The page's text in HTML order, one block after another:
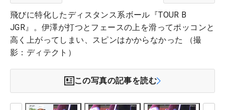
飛びに特化したディスタンス系ボール『TOUR B
JGR』。伊澤が打つとフェースの上を滑ってポッコンと
高く上がってしまい、スピンはかからなかった （撮
影：ディテクト）
この写真の記事を読む